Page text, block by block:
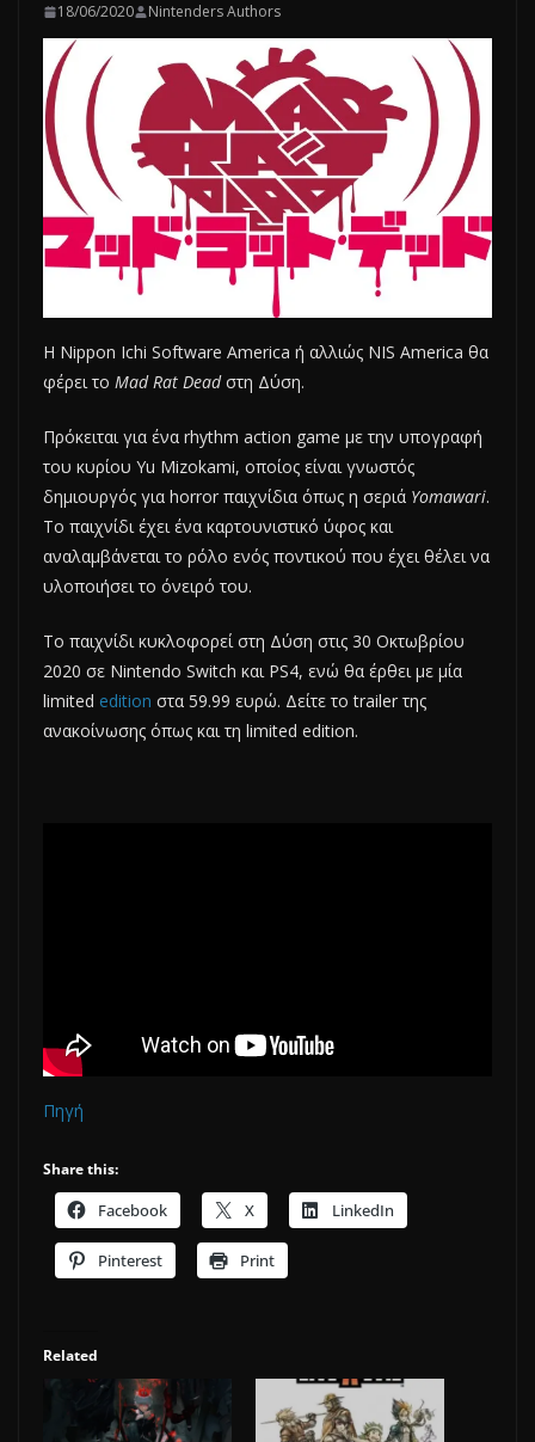
18/06/2020 Nintenders Authors
Η Nippon Ichi Software America ή αλλιώς NIS America θα
φέρει το Mad Rat Deadστη Δύση.
Πρόκειται για ένα rhythm action game με την υπογραφή
του κυρίου Yu Mizokami, οποίος είναι γνωστός
δημιουργός για horror παιχνίδια όπως η σεριά Yomawari.
Το παιχνίδι έχει ένα καρτουνιστικό ύφος και
αναλαμβάνεται το ρόλο ενός ποντικού που έχει θέλει να
υλοποιήσει το όνειρό του.
Το παιχνίδι κυκλοφορεί στη Δύση στις 30 Οκτωβρίου
2020 σε Nintendo Switch και PS4, ενώ θα έρθει με μία
limited edition στα 59.99 ευρώ. Δείτε το trailer της
ανακοίνωσης όπως και τη limited edition.
Πηγή
Share this:
Facebook X LinkedIn
Pinterest Print
Related